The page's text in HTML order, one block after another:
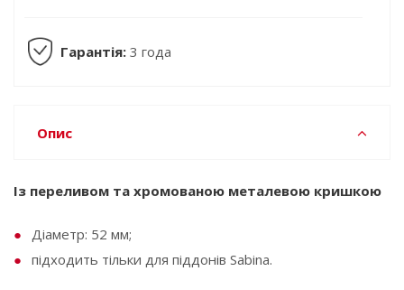
Гарантія: 3 года
Опис
Із переливом та хромованою металевою кришкою
Діаметр: 52 мм;
підходить тільки для піддонів Sabina.